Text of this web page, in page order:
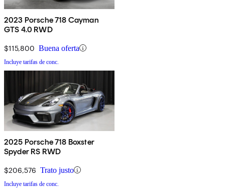
2023 Porsche 718 Cayman
GTS 4.0 RWD
$115,800 Buena oferta
Incluye tarifas de conc.
2025 Porsche 718 Boxster
Spyder RS RWD
$206,576 Trato justo
Incluye tarifas de conc.